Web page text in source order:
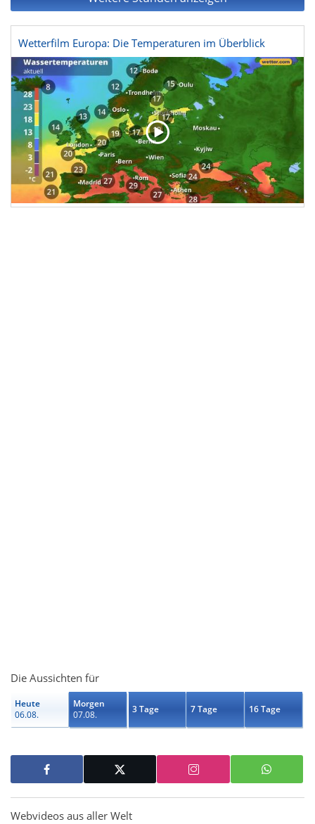
Wetterfilm Europa: Die Temperaturen im Überblick
Die Aussichten für
Heute
06.08.
Morgen
07.08.
3 Tage 7 Tage 16 Tage
Webvideos aus aller Welt